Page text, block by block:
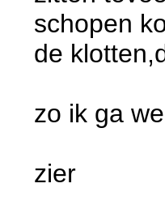
schopen
de
zo ik ga
zier